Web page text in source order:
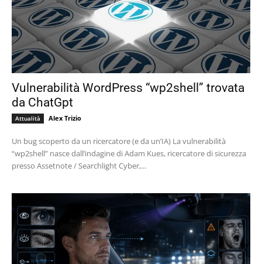
Vulnerabilità WordPress “wp2shell” trovata
da ChatGpt
Attualità Alex Trizio
Un bug scoperto da un ricercatore (e da un’IA) La vulnerabilità
“wp2shell” nasce dall’indagine di Adam Kues, ricercatore di sicurezza
presso Assetnote / Searchlight Cyber,...